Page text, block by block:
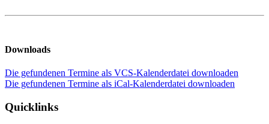
Downloads
Die gefundenen Termine als VCS-Kalenderdatei downloaden
Die gefundenen Termine als iCal-Kalenderdatei downloaden
Quicklinks